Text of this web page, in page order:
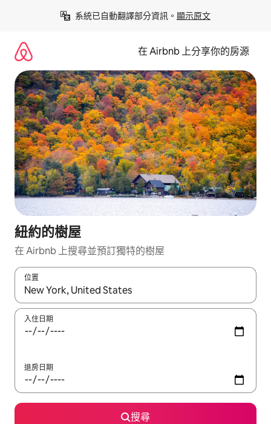
系統已自動翻譯部分資訊。 顯示原文
在 Airbnb 上分享你的房源
紐約的樹屋
在 Airbnb 上搜尋並預訂獨特的樹屋
位置
如有搜尋結果，瀏覽內容時請使用上下箭頭，或輕點、滑動裝置。
入住日期
退房日期
搜尋